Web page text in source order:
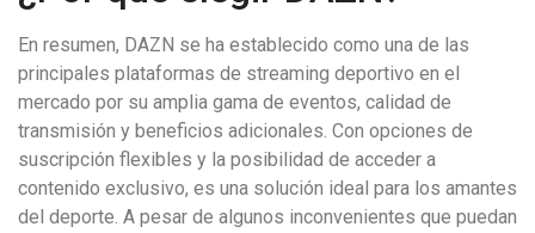
En resumen, DAZN se ha establecido como una de las
principales plataformas de streaming deportivo en el
mercado por su amplia gama de eventos, calidad de
transmisión y beneficios adicionales. Con opciones de
suscripción flexibles y la posibilidad de acceder a
contenido exclusivo, es una solución ideal para los amantes
del deporte. A pesar de algunos inconvenientes que puedan